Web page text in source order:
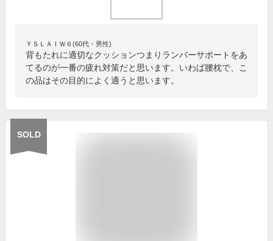
ＹＳＬＡＩＷ６(60代・男性)
背もたれに適切なクッションつまりランバーサポートをあ
てるのが一番の疲れ対策だと思います。いわば腰枕で、こ
の品はその目的によく適うと思います。
SOLD